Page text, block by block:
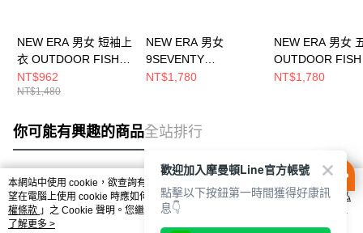
NEW ERA 男女 短袖上
衣 OUTDOOR FISH
NET NEW ERA 白
NE14701171
NT$962
NT$1,480
NEW ERA 男女
9SEVENTY
OUTDOOR FISH NET
NT$1,780
NEW ERA 男女
OUTDOOR
NEW ERA 黑
NT$1,780
你可能有興趣的商品全站排行
熱門標籤
本網站中使用 cookie，欲查詢有關本網站使用 cookie 方式之詳情，及若您不希
望在電腦上使用 cookie 時應如何變更電腦的 cookie 設定，請參閱本網站「
隱私
權條款 」之 Cookie 聲明。您繼續使用本網站即表示您同意本公司得按本網站使
用條款之 Cookie 聲明使用 cookie。
了解更多 >
歡迎加入摩曼頓Line官方帳號
點擊以下按鈕第一時間獲得好康訊
息👇